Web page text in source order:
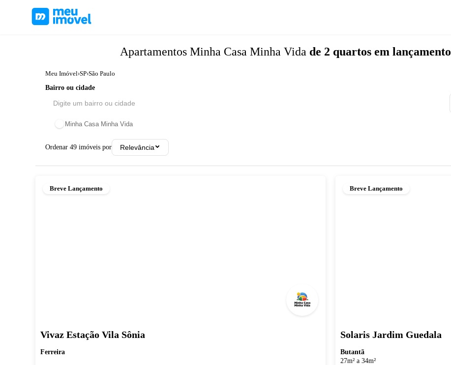
Apartamentos Minha Casa Minha Vida de 2 quartos em lançamento
Meu Imóvel›SP›São Paulo
Bairro ou cidade
Minha Casa Minha Vida
Ordenar 49 imóveis por Relevância
Breve Lançamento
Vivaz Estação Vila Sônia
Ferreira
Breve Lançamento
Solaris Jardim Guedala
Butantã
27m² a 34m²